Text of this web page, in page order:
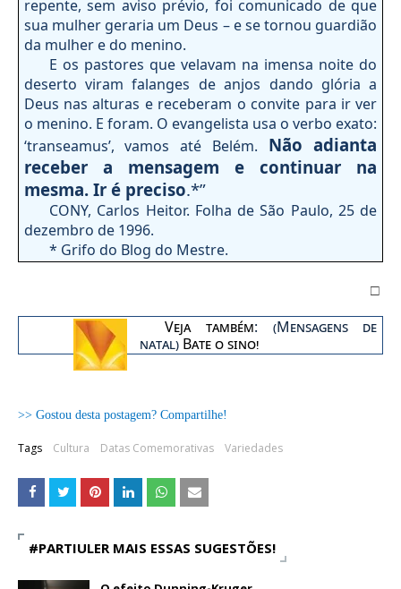
repente, sem aviso prévio, foi comunicado de que
sua mulher geraria um Deus – e se tornou guardião
da mulher e do menino.
E os pastores que velavam na imensa noite do
deserto viram falanges de anjos dando glória a
Deus nas alturas e receberam o convite para ir ver
o menino. E foram. O evangelista usa o verbo exato:
‘transeamus’, vamos até Belém. Não adianta
receber a mensagem e continuar na
mesma. Ir é preciso.*”
CONY, Carlos Heitor. Folha de São Paulo, 25 de
dezembro de 1996.
* Grifo do Blog do Mestre.
□
Veja também: (Mensagens de
natal) Bate o sino!
>> Gostou desta postagem? Compartilhe!
Tags Cultura Datas Comemorativas Variedades
#PARTIULER MAIS ESSAS SUGESTÕES!